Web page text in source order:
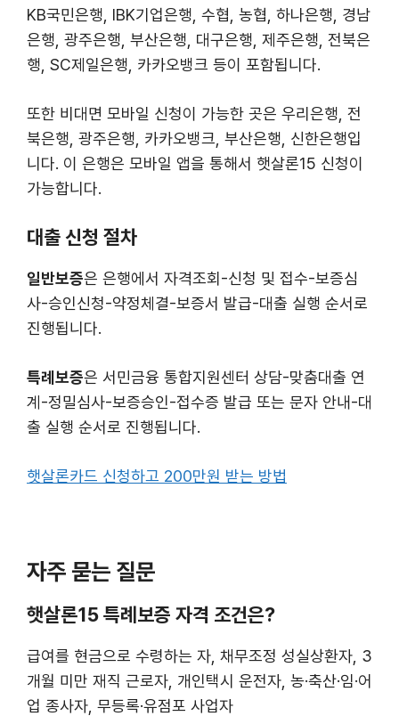
KB국민은행, IBK기업은행, 수협, 농협, 하나은행, 경남
은행, 광주은행, 부산은행, 대구은행, 제주은행, 전북은
행, SC제일은행, 카카오뱅크 등이 포함됩니다.
또한 비대면 모바일 신청이 가능한 곳은 우리은행, 전
북은행, 광주은행, 카카오뱅크, 부산은행, 신한은행입
니다. 이 은행은 모바일 앱을 통해서 햇살론15 신청이
가능합니다.
대출 신청 절차
일반보증은 은행에서 자격조회-신청 및 접수-보증심
사-승인신청-약정체결-보증서 발급-대출 실행 순서로
진행됩니다.
특례보증은 서민금융 통합지원센터 상담-맞춤대출 연
계-정밀심사-보증승인-접수증 발급 또는 문자 안내-대
출 실행 순서로 진행됩니다.
햇살론카드 신청하고 200만원 받는 방법
자주 묻는 질문
햇살론15 특례보증 자격 조건은?
급여를 현금으로 수령하는 자, 채무조정 성실상환자, 3
개월 미만 재직 근로자, 개인택시 운전자, 농·축산·임·어
업 종사자, 무등록·유점포 사업자